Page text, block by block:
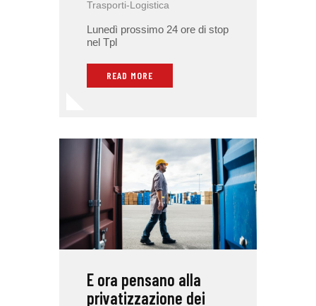
Trasporti-Logistica
Lunedì prossimo 24 ore di stop
nel Tpl
READ MORE
E ora pensano alla
privatizzazione dei